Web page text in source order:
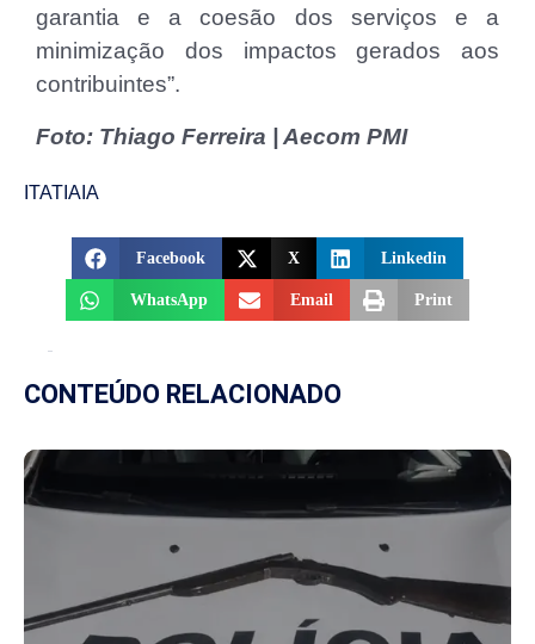
garantia e a coesão dos serviços e a
minimização dos impactos gerados aos
contribuintes”.
Foto: Thiago Ferreira | Aecom PMI
ITATIAIA
Facebook X Linkedin
WhatsApp Email Print
CONTEÚDO RELACIONADO